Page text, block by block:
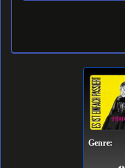
Genre: